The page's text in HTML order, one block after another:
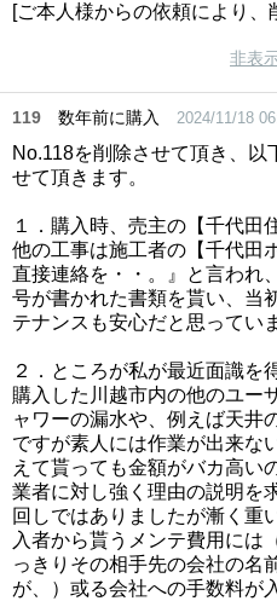
[ご本人様からの依頼により、
非表
119 数年前に購入 2024/11/18
No.118を削除させて頂き、以
せて頂きます。
１．購入時、売主の【千代田
他の工事は施工者の【千代田
直接連絡を・・。』と言われ
号が書かれた書類を貰い、当
テナンスも安心だと思ってい
２．ところが私が最近面識を
購入した川越市内の他のユー
ャワーの漏水や、例えば天井
ですが素人には作業が出来な
えて貰っても金額がバカ高い
業者に対し強く理由の説明を
回しではありましたが漸く重
入者から貰うメンテ費用には
っきりその相手先の会社の名
が、）或る会社への手数料が